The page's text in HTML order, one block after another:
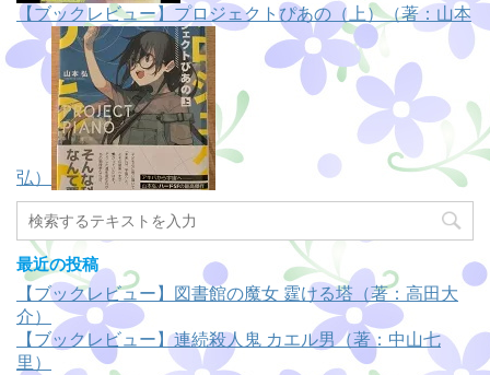
【ブックレビュー】プロジェクトぴあの（上）（著：山本
弘）
最近の投稿
【ブックレビュー】図書館の魔女 霆ける塔（著：高田大
介）
【ブックレビュー】連続殺人鬼 カエル男（著：中山七
里）